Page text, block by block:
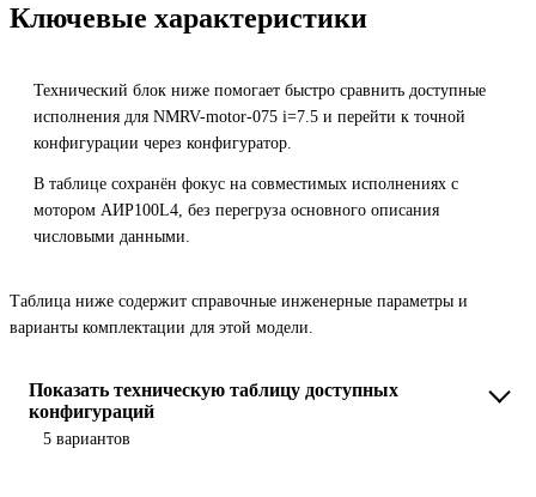
Ключевые характеристики
Технический блок ниже помогает быстро сравнить доступные
исполнения для NMRV-motor-075 i=7.5 и перейти к точной
конфигурации через конфигуратор.
В таблице сохранён фокус на совместимых исполнениях с
мотором АИР100L4, без перегруза основного описания
числовыми данными.
Таблица ниже содержит справочные инженерные параметры и
варианты комплектации для этой модели.
Показать техническую таблицу доступных
конфигураций
5 вариантов